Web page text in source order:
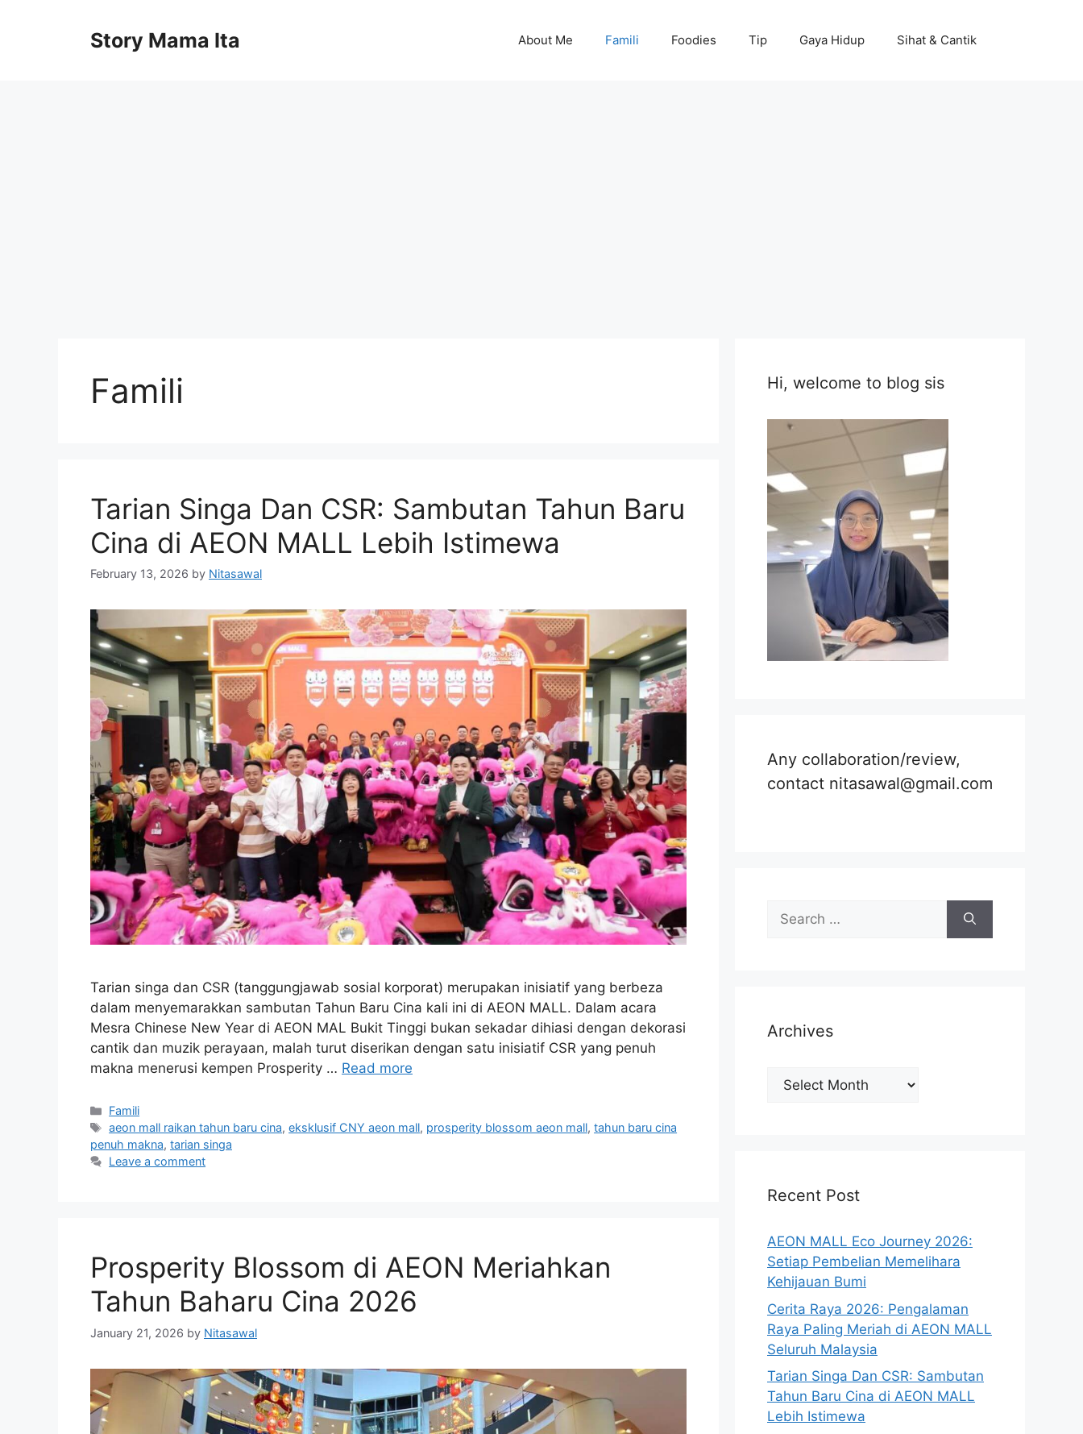
Story Mama Ita About Me Famili Foodies Tip Gaya Hidup Sihat & Cantik
Famili
Tarian Singa Dan CSR: Sambutan Tahun Baru
Cina di AEON MALL Lebih Istimewa
February 13, 2026 by Nitasawal
Tarian singa dan CSR (tanggungjawab sosial korporat) merupakan inisiatif yang berbeza
dalam menyemarakkan sambutan Tahun Baru Cina kali ini di AEON MALL. Dalam acara
Mesra Chinese New Year di AEON MAL Bukit Tinggi bukan sekadar dihiasi dengan dekorasi
cantik dan muzik perayaan, malah turut diserikan dengan satu inisiatif CSR yang penuh
makna menerusi kempen Prosperity … Read more
Categories
Famili
Tags
aeon mall raikan tahun baru cina,eksklusif CNY aeon mall, prosperity blossom aeon mall,tahun baru cina
penuh makna, tarian singa
Leave a comment
Prosperity Blossom di AEON Meriahkan
Tahun Baharu Cina 2026
January 21, 2026 by Nitasawal
Hi, welcome to blog sis
Any collaboration/review,
contact nitasawal@gmail.com
Search
for:
Archives
Archives
Recent Post
AEON MALL Eco Journey 2026:
Setiap Pembelian Memelihara
Kehijauan Bumi
Cerita Raya 2026: Pengalaman
Raya Paling Meriah di AEON MALL
Seluruh Malaysia
Tarian Singa Dan CSR: Sambutan
Tahun Baru Cina di AEON MALL
Lebih Istimewa